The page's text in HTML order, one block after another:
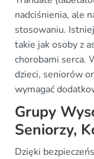
nadciśnienia, ale
stosowaniu.
takie jak osoby z
chorobami serca.
dzieci, seniorów
wymagać
Grupy
Seniorzy,
Dzięki